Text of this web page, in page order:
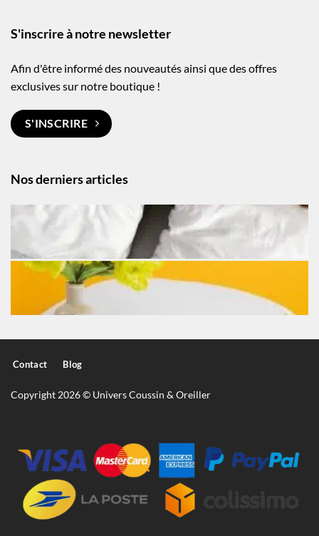
Nos derniers articles
S'inscrire à notre newsletter
Afin d'être informé des nouveautés ainsi que des offres
exclusives sur notre boutique !
S'INSCRIRE
Contact Blog
Copyright 2026 © Univers Coussin & Oreiller